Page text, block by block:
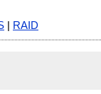
RAID